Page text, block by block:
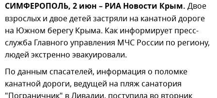
СИМФЕРОПОЛЬ, 2 июн – РИА Новости Крым. Двое
взрослых и двое детей застряли на канатной дороге
на Южном берегу Крыма. Как информирует пресс-
служба Главного управления МЧС России по региону,
людей экстренно эвакуировали.
По данным спасателей, информация о поломке
канатной дороги, ведущей на пляж санатория